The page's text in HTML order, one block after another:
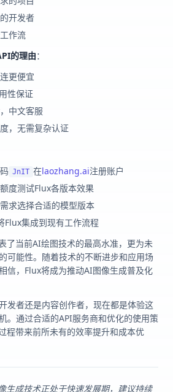
开发者
作流
的理由：
更便宜
性保证
中文客服
，无需复杂认证
JnIT 在laozhang.ai注册账户
度测试Flux各版本效果
求选择合适的模型版本
Flux集成到现有工作流程
了当前AI绘图技术的最高水准，更为未
可能性。随着技术的不断进步和应用场
信，Flux将成为推动AI图像生成普及化
发者还是内容创作者，现在都是体验这
。通过合适的API服务商和优化的使用策
程带来前所未有的效率提升和成本优
生成技术正处于快速发展期，建议持续